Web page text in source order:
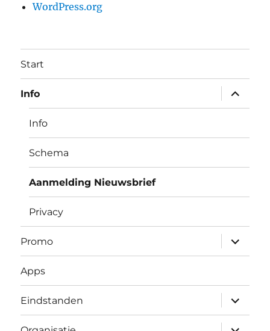
WordPress.org
Start
Info
expand
child
menu
Info
Schema
Aanmelding Nieuwsbrief
Privacy
Promo
expand
child
menu
Apps
Eindstanden
expand
child
menu
expand